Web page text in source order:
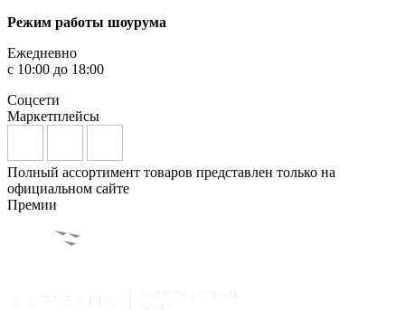
Режим работы шоурума
Ежедневно
с 10:00 до 18:00
Соцсети
Маркетплейсы
Полный ассортимент товаров представлен только на
официальном сайте
Премии